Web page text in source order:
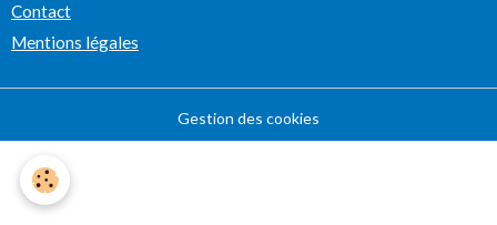
Contact
Mentions légales
Gestion des cookies